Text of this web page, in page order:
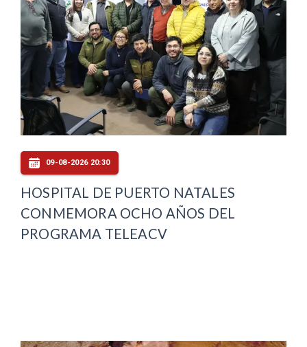
09-08-2026 20:30
HOSPITAL DE PUERTO NATALES
CONMEMORA OCHO AÑOS DEL
PROGRAMA TELEACV